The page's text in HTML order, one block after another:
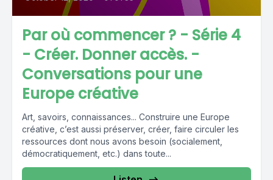
Par où commencer ? - Série 4
- Créer. Donner accès. -
Conversations pour une
Europe créative
Art, savoirs, connaissances... Construire une Europe
créative, c’est aussi préserver, créer, faire circuler les
ressources dont nous avons besoin (socialement,
démocratiquement, etc.) dans toute...